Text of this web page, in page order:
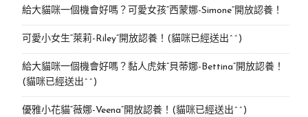
給大貓咪一個機會好嗎？可愛女孩“西蒙娜-Simone“開放認養！
可愛小女生“萊莉-Riley”開放認養！(貓咪已經送出^^)
給大貓咪一個機會好嗎？黏人虎妹“貝蒂娜-Bettina”開放認養！
(貓咪已經送出^^)
優雅小花貓“薇娜-Veena”開放認養！(貓咪已經送出^^)